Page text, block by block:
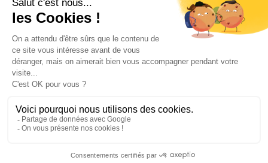
Nous contacter |
Paiement sécurisé
2008 - 2026 © CreaMagic. ALL Rights Reserved.